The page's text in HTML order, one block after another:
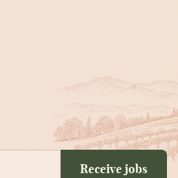
Receive jobs